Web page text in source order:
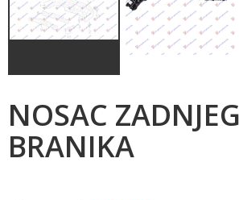
NOSAC ZADNJEG
BRANIKA